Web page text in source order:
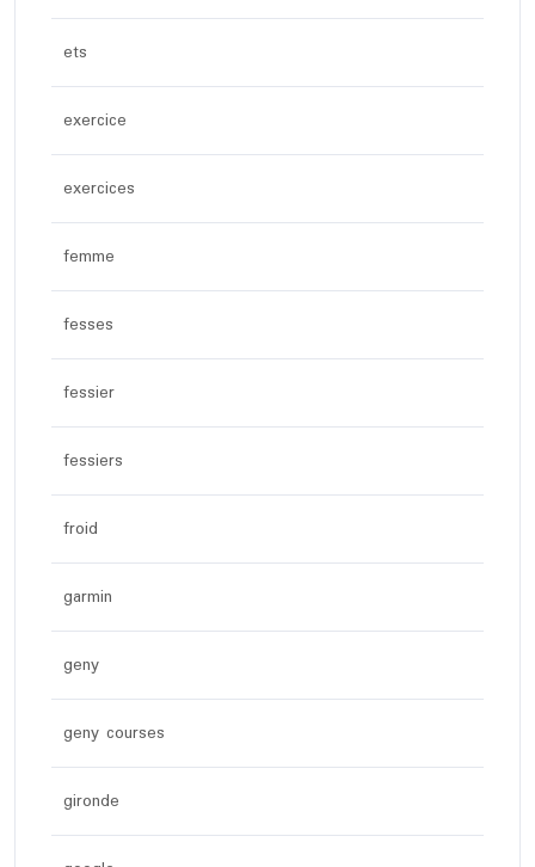
ets
exercice
exercices
femme
fesses
fessier
fessiers
froid
garmin
geny
geny courses
gironde